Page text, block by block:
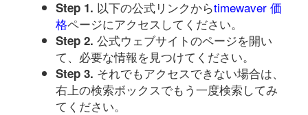
Step 1. 以下の公式リンクからtimewaver 価
格ページにアクセスしてください。
Step 2. 公式ウェブサイトのページを開い
て、必要な情報を見つけてください。
Step 3. それでもアクセスできない場合は、
右上の検索ボックスでもう一度検索してみ
てください。